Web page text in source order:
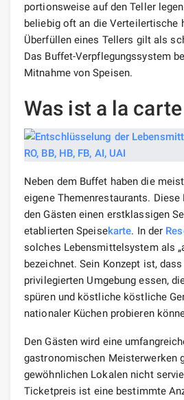
portionsweise auf den Teller
beliebig oft an die Verteilertische
Überfüllen eines Tellers gilt als
Das Buffet-Verpflegungssystem
Mitnahme von Speisen.
Was ist a la carte
Neben dem Buffet haben die
eigene Themenrestaurants.
den Gästen einen erstklassigen
etablierten Speisekarte. In der
solches Lebensmittelsystem als
bezeichnet. Sein Konzept ist,
privilegierten Umgebung essen,
spüren und köstliche köstliche
nationaler Küchen probieren
Den Gästen wird eine
gastronomischen Meisterwerken
gewöhnlichen Lokalen nicht
Ticketpreis ist eine bestimmte